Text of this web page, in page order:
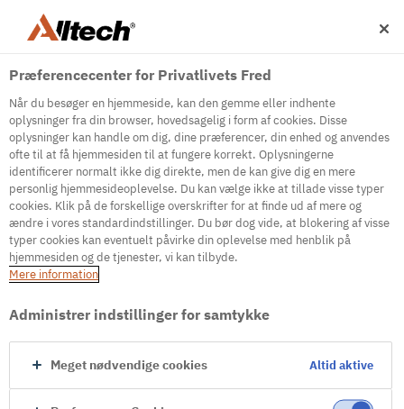
500
Internal Error Server
It seems we're experiencing some technical
difficulties. Try refreshing the page or go to the
Præferencecenter for Privatlivets Fred
Når du besøger en hjemmeside, kan den gemme eller indhente
oplysninger fra din browser, hovedsagelig i form af cookies. Disse
oplysninger kan handle om dig, dine præferencer, din enhed og anvendes
ofte til at få hjemmesiden til at fungere korrekt. Oplysningerne
identificerer normalt ikke dig direkte, men de kan give dig en mere
personlig hjemmesideoplevelse. Du kan vælge ikke at tillade visse typer
cookies. Klik på de forskellige overskrifter for at finde ud af mere og
ændre i vores standardindstillinger. Du bør dog vide, at blokering af visse
typer cookies kan eventuelt påvirke din oplevelse med henblik på
hjemmesiden og de tjenester, vi kan tilbyde.
Mere information
Administrer indstillinger for samtykke
Meget nødvendige cookies Altid aktive